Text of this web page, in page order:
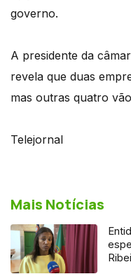
governo.
A presidente da
revela que duas
mas outras quatro
Telejornal
Mais Notícias